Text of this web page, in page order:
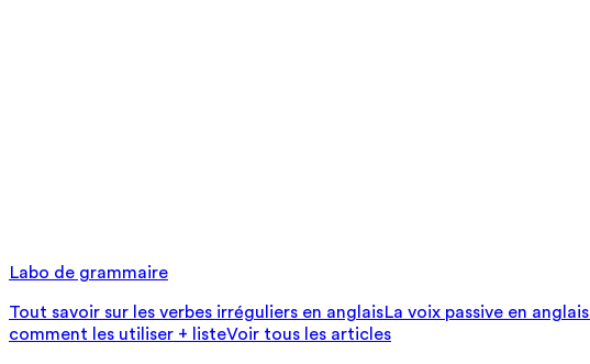
Labo de grammaire
Tout savoir sur les verbes irréguliers en anglaisLa voix passive en anglais
comment les utiliser + listeVoir tous les articles